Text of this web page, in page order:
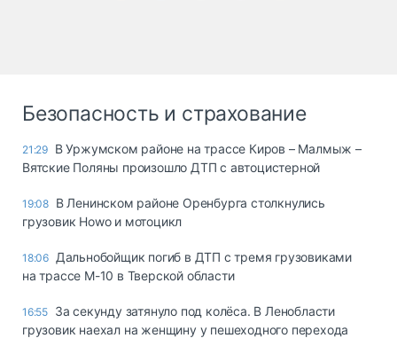
Безопасность и страхование
21:29 В Уржумском районе на трассе Киров – Малмыж –
Вятские Поляны произошло ДТП с автоцистерной
19:08 В Ленинском районе Оренбурга столкнулись
грузовик Howo и мотоцикл
18:06 Дальнобойщик погиб в ДТП с тремя грузовиками
на трассе М-10 в Тверской области
16:55 За секунду затянуло под колёса. В Ленобласти
грузовик наехал на женщину у пешеходного перехода